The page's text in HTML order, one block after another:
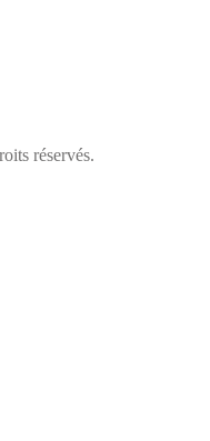
réservés.